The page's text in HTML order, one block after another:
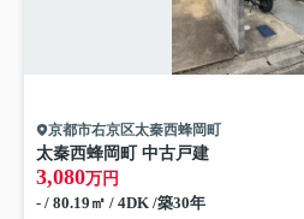
京都市右京区太秦西蜂岡町
太秦西蜂岡町 中古戸建
3,080万円
- / 80.19㎡ / 4DK /築30年